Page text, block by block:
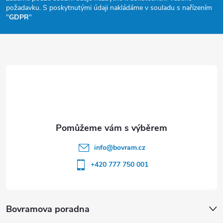
a
t
požadavku. S poskytnutými údaji nakládáme v souladu s nařízením
"GDPR"
Bovramova poradna
info@bovram.cz
+420 777 750 001